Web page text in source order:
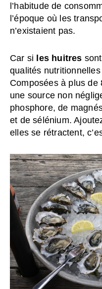
l’habitude de
l’époque où les
n’existaient pas.
Car si les huitres
qualités
Composées à plus de
une source non
phosphore, de
et de sélénium.
elles se rétractent,